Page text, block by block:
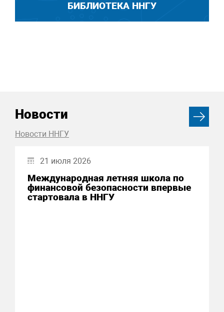
БИБЛИОТЕКА ННГУ
Новости
Новости ННГУ
21 июля 2026
Международная летняя школа по
финансовой безопасности впервые
стартовала в ННГУ